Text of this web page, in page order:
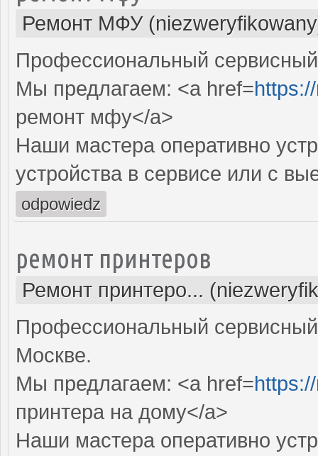
Ремонт МФУ
Профессиональный
Мы предлагаем: <a href=
ремонт мфу</a>
Наши мастера оперативно
устройства в сервисе или с
odpowiedz
ремонт принтеров
Ремонт принтеро...
Профессиональный
Москве.
Мы предлагаем: <a href=
принтера на дому</a>
Наши мастера оперативно